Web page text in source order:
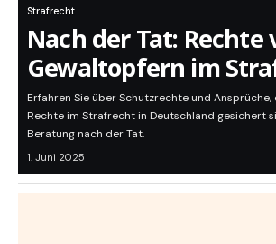
Strafrecht
Nach der Tat: Rechte
Gewaltopfern im
Erfahren Sie über Schutzrechte und
Rechte im Strafrecht in Deutschland gesichert
Beratung nach der Tat.
1. Juni 2025